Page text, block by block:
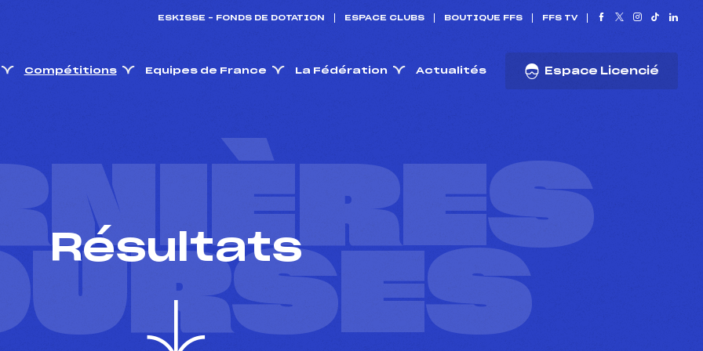
ESKISSE – FONDS DE DOTATION ESPACE CLUBS BOUTIQUE FFS FFS TV
Compétitions Equipes de France La Fédération Actualités Espace Licencié
Résultats